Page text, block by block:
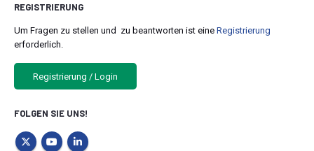
REGISTRIERUNG
Um Fragen zu stellen und zu beantworten ist eine Registrierung
erforderlich.
Registrierung / Login
FOLGEN SIE UNS!